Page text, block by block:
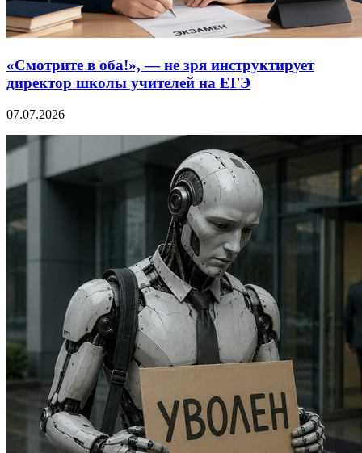
«Смотрите в оба!», — не зря инструктирует
директор школы учителей на ЕГЭ
07.07.2026